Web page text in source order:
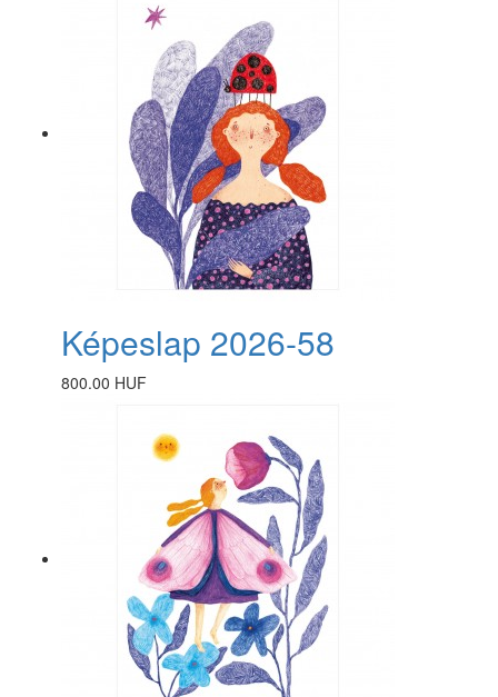
Képeslap 2026-58
800.00 HUF